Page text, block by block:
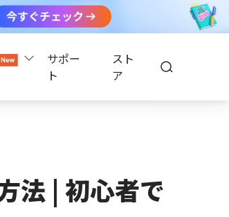
ンライン
サポー
ト
スト
ア
法 | 初心者で